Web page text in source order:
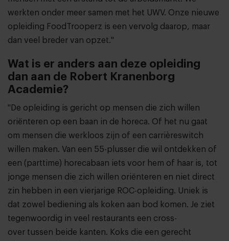
werkten onder meer samen met het UWV. Onze nieuwe
opleiding FoodTrooperz is een vervolg daarop, maar
dan veel breder van opzet."
Wat is er anders aan deze opleiding
dan aan de Robert Kranenborg
Academie?
"De opleiding is gericht op mensen die zich willen
oriënteren op een baan in de horeca. Of het nu gaat
om mensen die werkloos zijn of een carrièreswitch
willen maken. Van een 55-plusser die wil ontdekken of
een (parttime) horecabaan iets voor hem of haar is, tot
jonge mensen die zich willen oriënteren en niet direct
zin hebben in een vierjarige ROC-opleiding. Uniek is
dat zowel bediening als koken aan bod komen. Je ziet
tegenwoordig in veel restaurants een cross-
over tussen beide kanten. Koks die een gerecht